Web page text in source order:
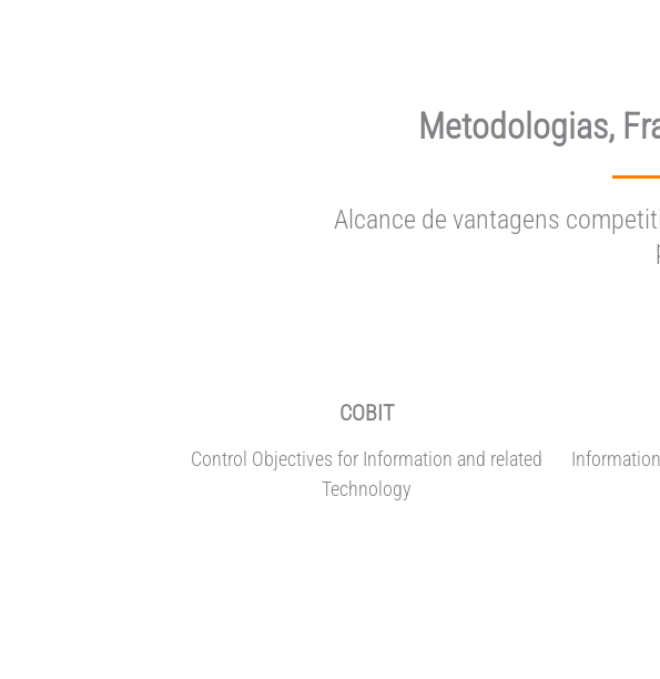
Metodologias,
Alcance de vantagens
COBIT
Control Objectives for Information and related
Technology